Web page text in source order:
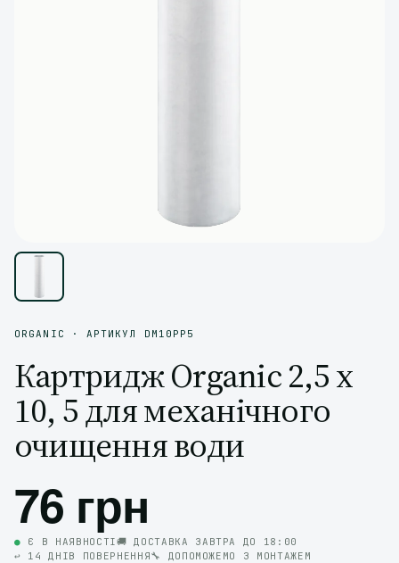
ORGANIC · АРТИКУЛ DM10PP5
Картридж Organic 2,5 х
10, 5 для механічного
очищення води
76 грн
● Є В НАЯВНОСТІ🚚 ДОСТАВКА ЗАВТРА ДО 18:00
↩️ 14 ДНІВ ПОВЕРНЕННЯ🔧 ДОПОМОЖЕМО З МОНТАЖЕМ